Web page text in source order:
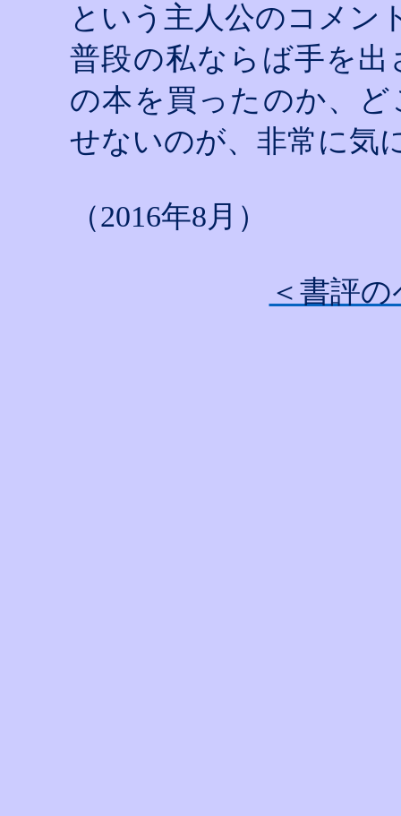
という主人公のコメン
普段の私ならば手を
の本を買ったのか、
せないのが、非常に気
（2016年8月）
＜書評